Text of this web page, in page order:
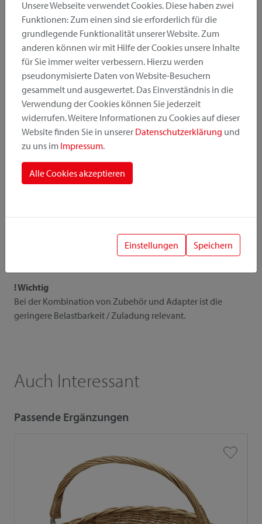
Downloads
! Wichtig
Bei der Kombination von Zubehör und Adapter ist die
geringere Belastbarkeit / Zuladung relevant.
merken empfehlen
Im Lieferumfang bereits enthalten
Alle Details
Auch Interessant
Passende Ergänzungen
Unsere Webseite verwendet Cookies. Diese haben zwei
Funktionen: Zum einen sind sie erforderlich für die
grundlegende Funktionalität unserer Website. Zum
anderen können wir mit Hilfe der Cookies unsere Inhalte
für Sie immer weiter verbessern. Hierzu werden
pseudonymisierte Daten von Website-Besuchern
gesammelt und ausgewertet. Das Einverständnis in die
Verwendung der Cookies können Sie jederzeit
widerrufen. Weitere Informationen zu Cookies auf dieser
Website finden Sie in unserer Datenschutzerklärung und
zu uns im Impressum.
Alle Cookies akzeptieren
Einstellungen Speichern